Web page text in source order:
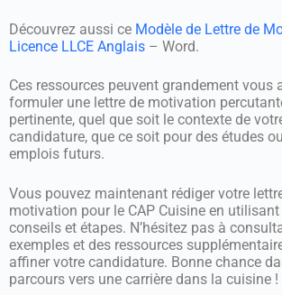
Découvrez aussi ce Modèle de Lettre de
Licence LLCE Anglais – Word.
Ces ressources peuvent grandement vous
formuler une lettre de motivation
pertinente, quel que soit le contexte de
candidature, que ce soit pour des études
emplois futurs.
Vous pouvez maintenant rédiger votre
motivation pour le CAP Cuisine en utilisant
conseils et étapes. N’hésitez pas à
exemples et des ressources
affiner votre candidature. Bonne chance
parcours vers une carrière dans la cuisine !